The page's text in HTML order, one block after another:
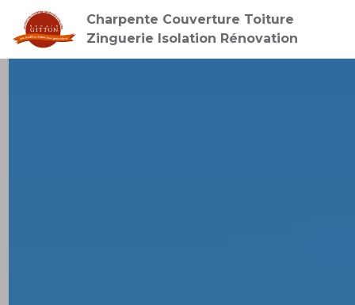
Charpente Couverture Toiture
Zinguerie Isolation Rénovation